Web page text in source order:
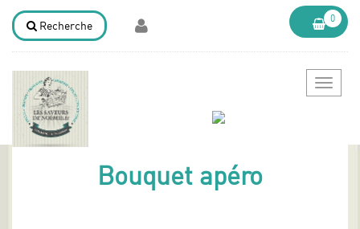
Recherche
0
Bouquet apéro